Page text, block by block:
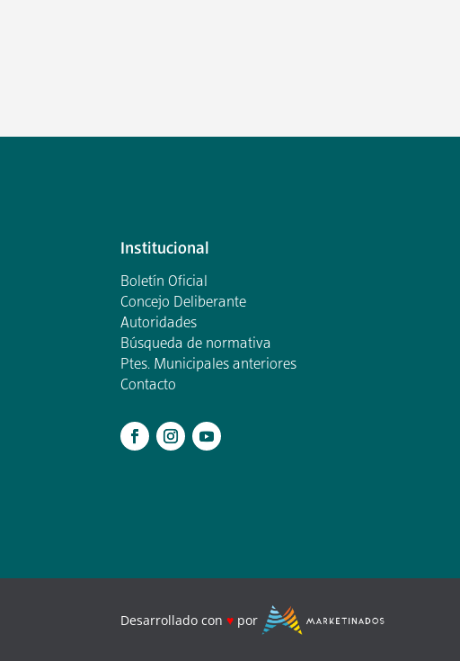
Institucional
Boletín Oficial
Concejo Deliberante
Autoridades
Búsqueda de normativa
Ptes. Municipales anteriores
Contacto
Desarrollado con ♥ por